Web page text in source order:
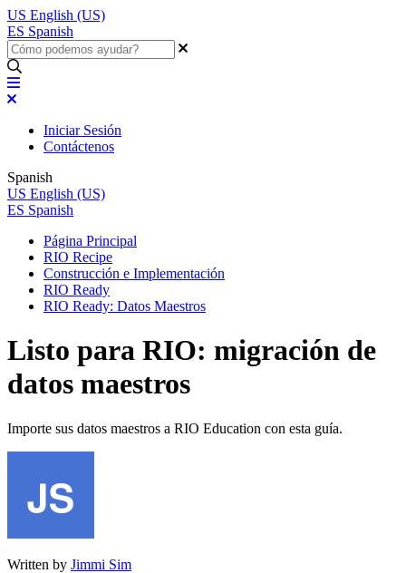
US English (US)
ES Spanish
Iniciar Sesión
Contáctenos
Spanish
US English (US)
ES Spanish
Página Principal
RIO Recipe
Construcción e Implementación
RIO Ready
RIO Ready: Datos Maestros
Listo para RIO: migración de
datos maestros
Importe sus datos maestros a RIO Education con esta guía.
Written by Jimmi Sim